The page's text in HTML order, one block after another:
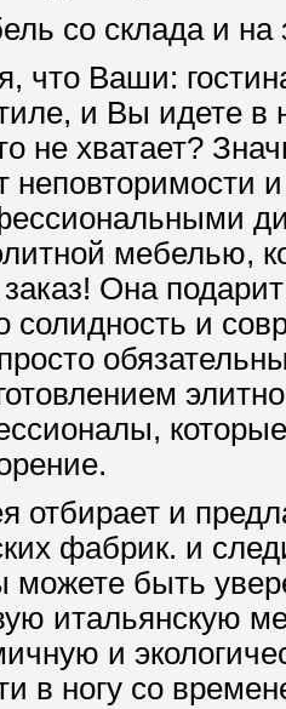
со склада и на
что Ваши:
и Вы идете в
не хватает?
неповторимости
мебелью,
Она
солидность и
отбирает и
фабрик. и
быть
итальянскую
и
в ногу со